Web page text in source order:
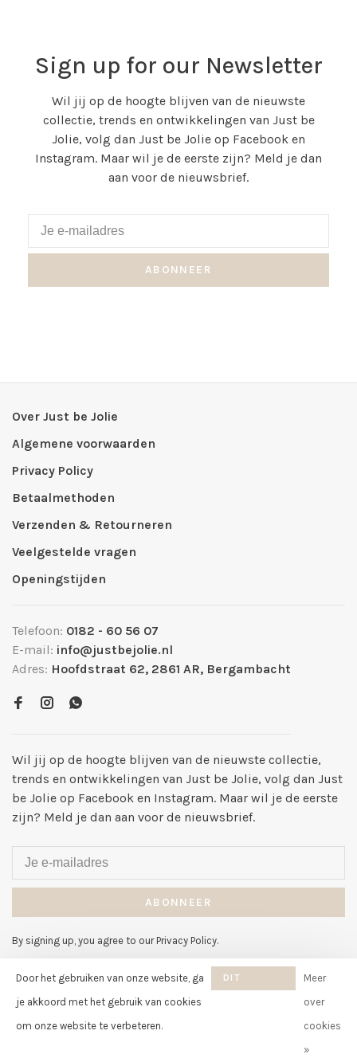
Sign up for our Newsletter
Wil jij op de hoogte blijven van de nieuwste
collectie, trends en ontwikkelingen van Just be
Jolie, volg dan Just be Jolie op Facebook en
Instagram. Maar wil je de eerste zijn? Meld je dan
aan voor de nieuwsbrief.
ABONNEER
Over Just be Jolie
Algemene voorwaarden
Privacy Policy
Betaalmethoden
Verzenden & Retourneren
Veelgestelde vragen
Openingstijden
Telefoon: 0182 - 60 56 07
E-mail: info@justbejolie.nl
Adres: Hoofdstraat 62, 2861 AR, Bergambacht
Wil jij op de hoogte blijven van de nieuwste collectie,
trends en ontwikkelingen van Just be Jolie, volg dan Just
be Jolie op Facebook en Instagram. Maar wil je de eerste
zijn? Meld je dan aan voor de nieuwsbrief.
ABONNEER
By signing up, you agree to our Privacy Policy.
© Copyright 2026 Just be Jolie
Door het gebruiken van onze website, ga
je akkoord met het gebruik van cookies
om onze website te verbeteren.
DIT
Meer
over
cookies
»